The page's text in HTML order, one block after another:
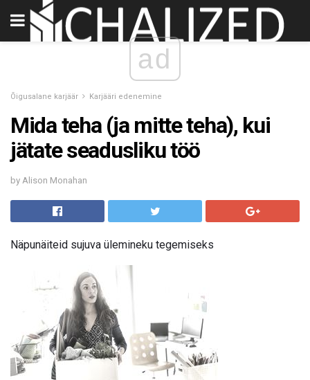
ad
Õigusalane karjäär Karjääri edenemine
Mida teha (ja mitte teha), kui
jätate seadusliku töö
by Alison Monahan
Näpunäiteid sujuva ülemineku tegemiseks